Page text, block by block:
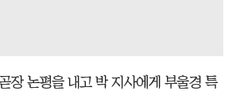
장 논평을 내고 박 지사에게 부울경 특